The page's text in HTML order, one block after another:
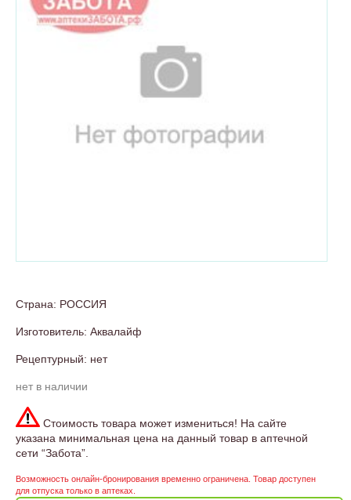
Страна: РОССИЯ
Изготовитель: Аквалайф
Рецептурный: нет
нет в наличии
Стоимость товара может измениться! На сайте
указана минимальная цена на данный товар в аптечной
сети “Забота”.
Возможность онлайн-бронирования временно ограничена. Товар доступен
для отпуска только в аптеках.